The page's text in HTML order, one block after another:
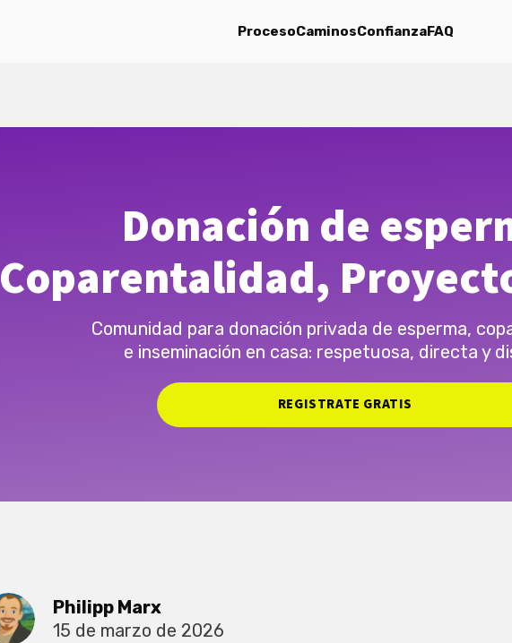
ProcesoCaminosConfianzaFAQ
Donación de
Coparentalidad,
Comunidad para donación privada de esperma,
e inseminación en casa: respetuosa, directa y
REGISTRATE GRATIS
Philipp Marx
15 de marzo de 2026